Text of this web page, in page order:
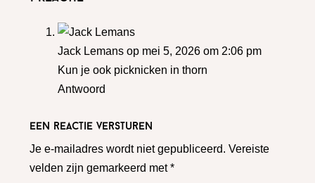
Jack Lemans op mei 5, 2026 om 2:06 pm
Kun je ook picknicken in thorn
Antwoord
Een reactie versturen
Je e-mailadres wordt niet gepubliceerd. Vereiste
velden zijn gemarkeerd met*